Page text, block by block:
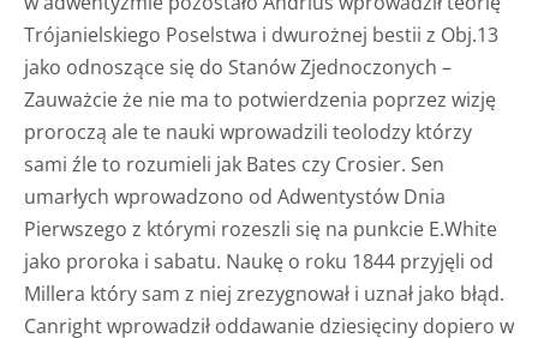
Trójanielskiego Poselstwa i dwurożnej bestii z Obj.13
jako odnoszące się do Stanów Zjednoczonych –
Zauważcie że nie ma to potwierdzenia poprzez wizję
proroczą ale te nauki wprowadzili teolodzy którzy
sami źle to rozumieli jak Bates czy Crosier. Sen
umarłych wprowadzono od Adwentystów Dnia
Pierwszego z którymi rozeszli się na punkcie E.White
jako proroka i sabatu. Naukę o roku 1844 przyjęli od
Millera który sam z niej zrezygnował i uznał jako błąd.
Canright wprowadził oddawanie dziesięciny dopiero w